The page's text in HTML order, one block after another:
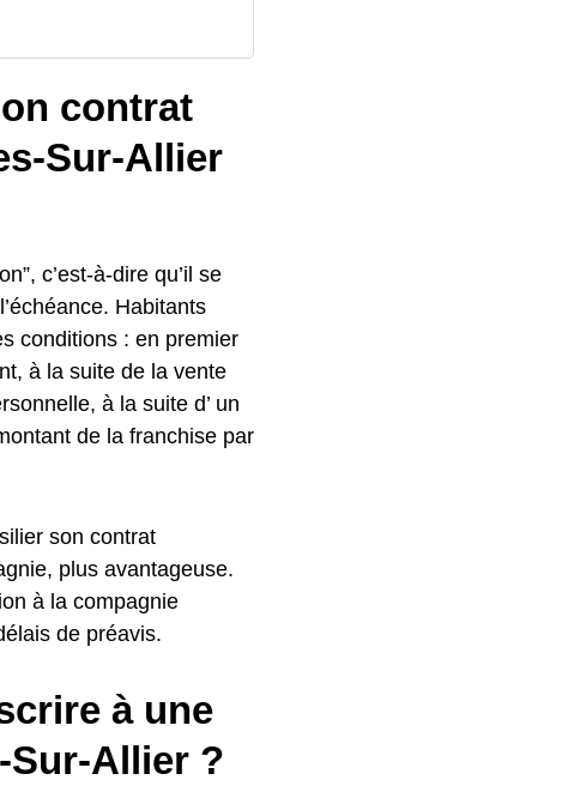
contrat
Sur-Allier
c’est-à-dire qu’il se
Habitants
conditions : en premier
à la suite de la vente
à la suite d’ un
de la franchise par
son contrat
plus avantageuse.
à la compagnie
de préavis.
à une
Sur-Allier ?